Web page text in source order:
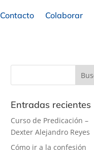
Contacto Colaborar
Entradas recientes
Curso de Predicación –
Dexter Alejandro Reyes
Cómo ir a la confesión